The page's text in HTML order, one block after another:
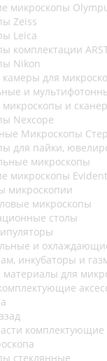
микроскопы
Zeiss
Leica
комплектации
Nikon
для
и
и
Nexcope
Микроскопы
для пайки,
микроскопы
микроскопы Evident
микроскопии
микроскопы
столы
и
инкубаторы и
материалы для
комплектующие
стеклянные